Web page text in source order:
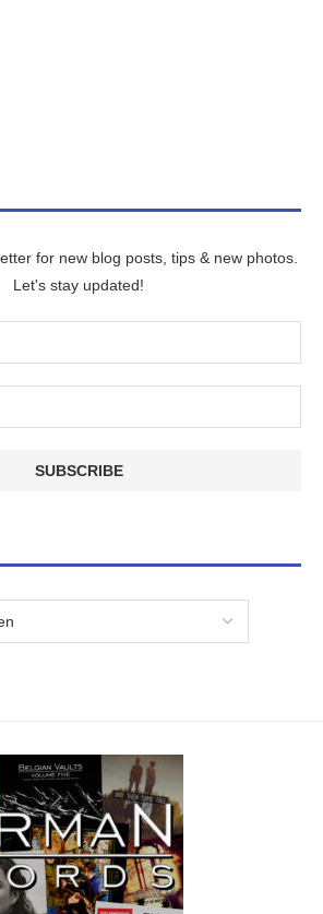
for new blog posts, tips & new photos.
Let's stay updated!